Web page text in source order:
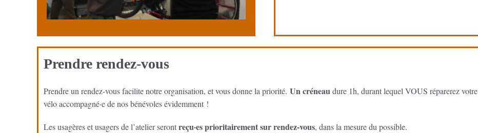
Prendre rendez-vous
Prendre un rendez-vous facilite notre organisation, et vous donne la priorité. Un créneaudure 1h, durant lequel VOUS réparerez votre
vélo accompagné·e de nos bénévoles évidemment !
Les usagères et usagers de l’atelier serontreçu·es prioritairement sur rendez-vous, dans la mesure du possible.